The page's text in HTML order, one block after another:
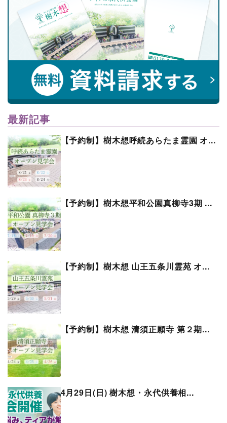
最新記事
【予約制】樹木想呼続あらたま霊園 オ...
【予約制】樹木想平和公園真柳寺3期 ...
【予約制】樹木想 山王五条川霊苑 オ...
【予約制】樹木想 清須正願寺 第２期...
4月29日(日) 樹木想・永代供養相...